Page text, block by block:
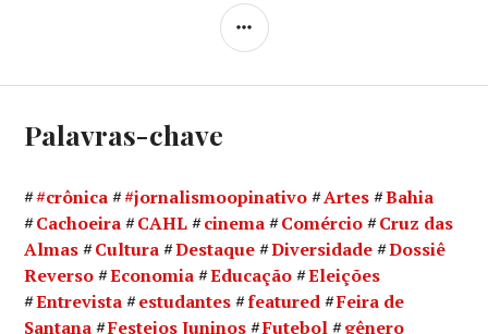
LATERAL
Palavras-chave
#crônica #jornalismoopinativo Artes
Bahia
Cachoeira
CAHL cinema Comércio
Cruz das
Almas
Cultura Destaque Diversidade
Dossiê
Reverso
Economia Educação
Eleições
Entrevista
estudantes featured
Feira de
Santana
Festejos Juninos Futebol
gênero